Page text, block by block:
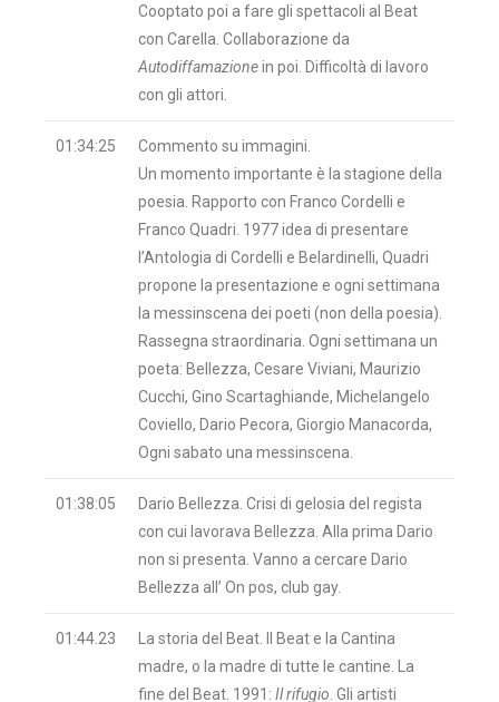
Cooptato poi a fare gli spettacoli al Beat
con Carella. Collaborazione da
Autodiffamazionein poi. Difficoltà di lavoro
con gli attori.
01:34:25
Commento su immagini.
Un momento importante è la stagione della
poesia. Rapporto con Franco Cordelli e
Franco Quadri. 1977 idea di presentare
l’Antologia di Cordelli e Belardinelli, Quadri
propone la presentazione e ogni settimana
la messinscena dei poeti (non della poesia).
Rassegna straordinaria. Ogni settimana un
poeta: Bellezza, Cesare Viviani, Maurizio
Cucchi, Gino Scartaghiande, Michelangelo
Coviello, Dario Pecora, Giorgio Manacorda,
Ogni sabato una messinscena.
01:38:05
Dario Bellezza. Crisi di gelosia del regista
con cui lavorava Bellezza. Alla prima Dario
non si presenta. Vanno a cercare Dario
Bellezza all’ On pos, club gay.
01:44.23
La storia del Beat. Il Beat e la Cantina
madre, o la madre di tutte le cantine. La
fine del Beat. 1991: Il rifugio . Gli artisti